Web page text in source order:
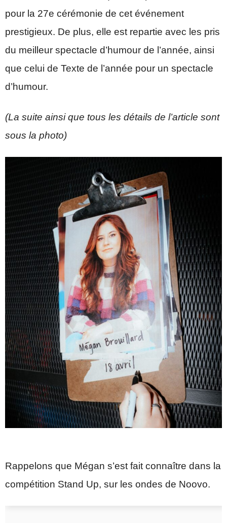
pour la 27e cérémonie de cet événement
prestigieux. De plus, elle est repartie avec les pris
du meilleur spectacle d’humour de l’année, ainsi
que celui de Texte de l’année pour un spectacle
d’humour.
(La suite ainsi que tous les détails de l’article sont
sous la photo)
Rappelons que Mégan s’est fait connaître dans la
compétition Stand Up, sur les ondes de Noovo.